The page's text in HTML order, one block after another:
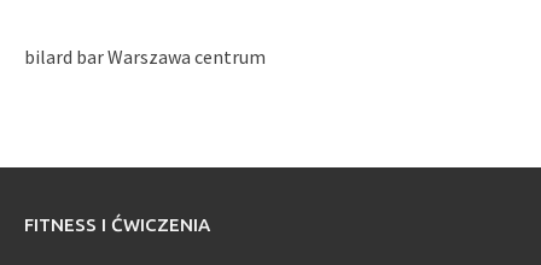
bilard bar Warszawa centrum
FITNESS I ĆWICZENIA